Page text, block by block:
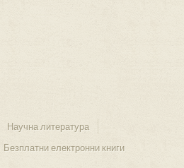
Научна литература
Безплатни електронни книги